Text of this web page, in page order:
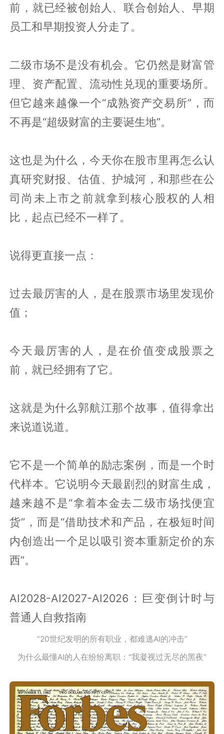
前，就已经被创始人、联合创始人、早期
员工和早期投资人分走了。
二级市场不是没有机会。它仍然是财富管
理、资产配置、流动性兑现的重要场所。
但它越来越像一个“成熟资产交易所”，而
不再是“超级财富的主要诞生地”。
这也是为什么，今天你在股市里再怎么认
真研究财报、估值、护城河，和那些在公
司尚未上市之前就拿到核心股权的人相
比，起点已经不一样了。
说得更直接一点：
过去最厉害的人，是在股票市场里发现价
值；
今天最厉害的人，是在价值变成股票之
前，就已经拥有了它。
这就是为什么郭航江那个故事，值得拿出
来说道说道。
它不是一个简单的励志案例，而是一个时
代样本。它说明今天最剧烈的财富生成，
越来越不是“拿着本金去二级市场找便宜
货”，而是“借助技术和产品，在极短时间
内创造出一个足以吸引资本重新定价的东
西”。
AI2028-AI2027-AI2026：巨变倒计时与
普通人自救指南
“20世纪发明的所有职业，都难逃AI的冲击”
为什么最懂AI的人在纷纷离职：“我凝视过无尽的黑夜”